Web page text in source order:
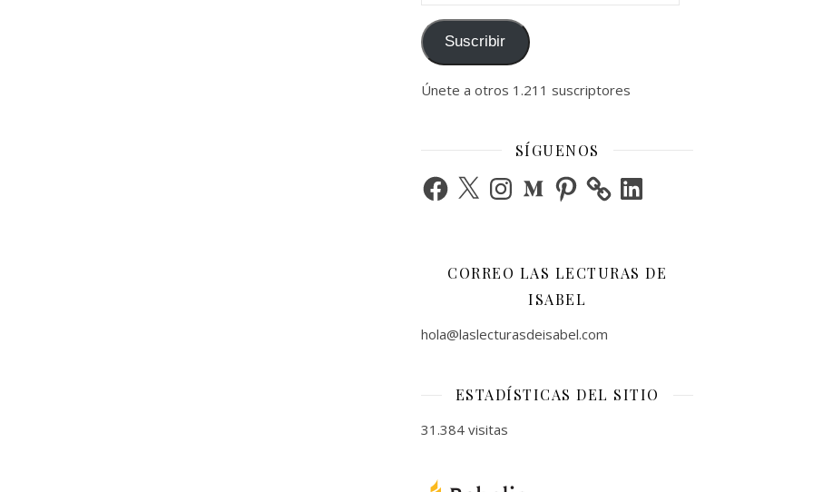
Suscribir
Únete a otros 1.211 suscriptores
SÍGUENOS
Facebook
X InstagramMediumPinterest LinkedIn
CORREO LAS LECTURAS DE
ISABEL
hola@laslecturasdeisabel.com
ESTADÍSTICAS DEL SITIO
31.384 visitas